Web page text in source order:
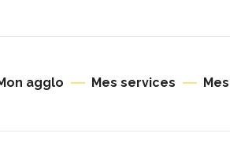
agglo Mes services